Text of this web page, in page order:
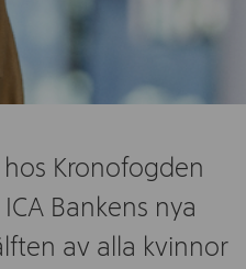
Kronofogden
Bankens nya
av alla kvinnor